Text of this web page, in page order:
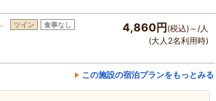
ツイン 食事なし 4,860円 (税込)～/人
(大人2名利用時)
この施設の宿泊プランをもっとみる